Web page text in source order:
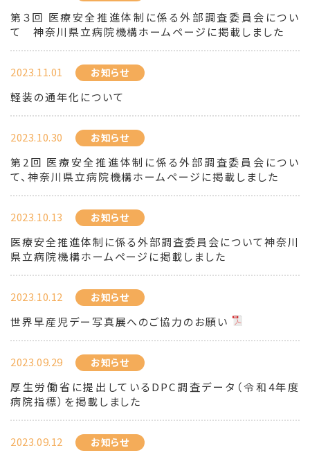
第３回 医療安全推進体制に係る外部調査委員会につい
て 神奈川県立病院機構ホームページに掲載しました
2023.11.01 お知らせ
軽装の通年化について
2023.10.30 お知らせ
第2回 医療安全推進体制に係る外部調査委員会につい
て、神奈川県立病院機構ホームページに掲載しました
2023.10.13 お知らせ
医療安全推進体制に係る外部調査委員会について神奈川
県立病院機構ホームページに掲載しました
2023.10.12 お知らせ
世界早産児デー写真展へのご協力のお願い
2023.09.29 お知らせ
厚生労働省に提出しているDPC調査データ（令和4年度
病院指標）を掲載しました
2023.09.12 お知らせ